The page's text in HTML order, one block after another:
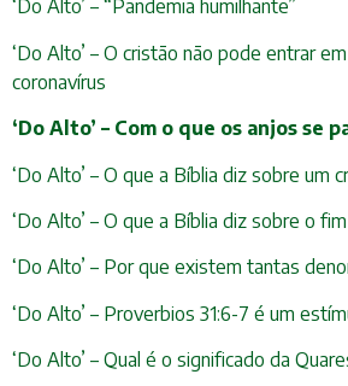
‘Do Alto’ – “Pandemia humilhante”
‘Do Alto’ – O cristão não pode entrar
coronavírus
‘Do Alto’ – Com o que os anjos se
‘Do Alto’ – O que a Bíblia diz sobre um
‘Do Alto’ – O que a Bíblia diz sobre o
‘Do Alto’ – Por que existem tantas
‘Do Alto’ – Proverbios 31:6-7 é um
‘Do Alto’ – Qual é o significado da